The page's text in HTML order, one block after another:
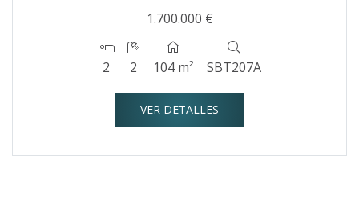
1.700.000 €
2 2 104 m² SBT207A
VER DETALLES